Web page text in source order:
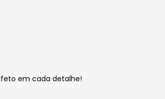
em cada detalhe!